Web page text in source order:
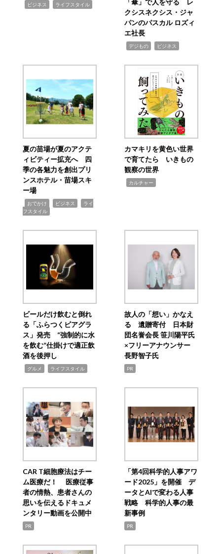
ビジネス ライフスタイル
「傘」で人を守る レ
クシスネクシス・ジャ
パンのパスカル ロズィ
エ社長
デジもの ビジネス
夏の苗場が夏のアクテ
ィビティー拡充へ 四
季の各魅力を創出プリ
ンスホテル・苗場スキ
ー場
おでかけ ビジネス
ライ
フスタイル
カマキリを黄色い世界
で育てたら いきもの
観察の世界
カルチャー
ビールだけ飲むと倒れ
る「ふらつくビアグラ
ス」発売 “強制的に水
を飲む”仕掛けで適正飲
酒を後押し
グルメ ライフスタイル
故人の「想い」かなえ
る 遺贈寄付 日本財
団名誉会長 笹川陽平氏
×フリーアナウンサー
長野智子氏
PR
CAR T細胞療法はチー
ム医療だ！ 医療従事
者の情熱、患者さんの
思いを伝えるドキュメ
ンタリー動画を公開中
PR
「第4回科学的人事アワ
ード2025」を開催 デ
ータとAIで変わる人事
戦略 科学的人事の最
新事例
PR